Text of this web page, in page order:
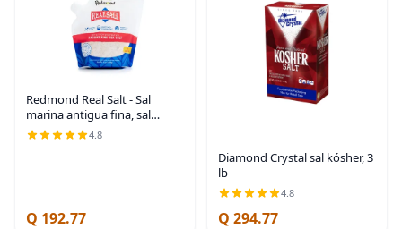
Redmond Real Salt - Sal
marina antigua fina, sal
mineral sin refinar, bolsa de
4.8
Q 192.77
Diamond Crystal sal kósher, 3
lb
4.8
Q 294.77